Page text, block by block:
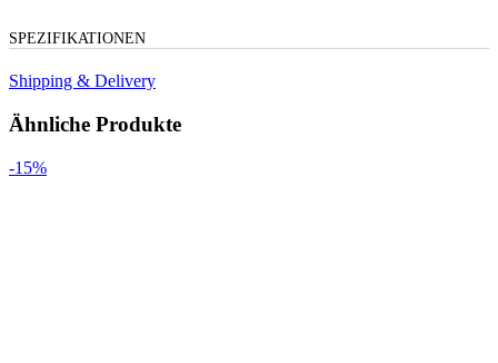
SPEZIFIKATIONEN
Shipping & Delivery
Ähnliche Produkte
-15%